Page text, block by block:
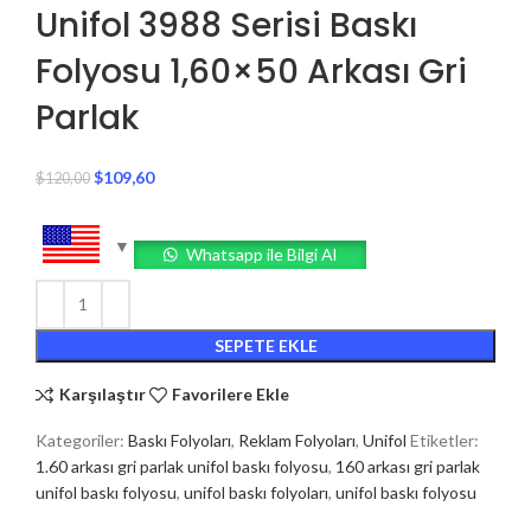
Unifol 3988 Serisi Baskı
Folyosu 1,60×50 Arkası Gri
Parlak
$120,00 $109,60
Whatsapp ile Bilgi Al
SEPETE EKLE
Karşılaştır Favorilere Ekle
Kategoriler: Baskı Folyoları, Reklam Folyoları, Unifol Etiketler:
1.60 arkası gri parlak unifol baskı folyosu, 160 arkası gri parlak
unifol baskı folyosu, unifol baskı folyoları, unifol baskı folyosu